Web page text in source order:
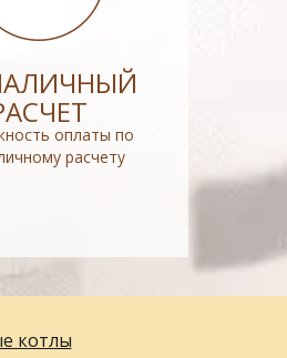
оплаты по
расчету
котлы